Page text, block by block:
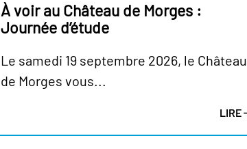
À voir au Château de Morges :
Journée d’étude
Le samedi 19 septembre 2026, le Château
de Morges vous...
LIRE